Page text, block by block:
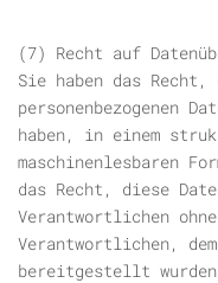
(7) Recht auf
Sie haben das
personenbezogenen
haben, in einem
maschinenlesbaren
das Recht, diese
Verantwortlichen
Verantwortlichen,
bereitgestellt